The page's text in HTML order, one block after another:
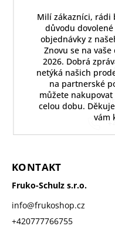
Milí zákazníci, rádi
důvodu
objednávky z
Znovu se na
2026. Dobrá
netýká našich
na partnerské
můžete
celou dobu.
vám
KONTAKT
Fruko-Schulz s.r.o.
info@frukoshop.cz
+420777766755